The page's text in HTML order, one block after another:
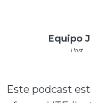
Equipo
Host
Este podcast